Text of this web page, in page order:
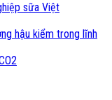
sữa Việt
hậu kiểm trong lĩnh